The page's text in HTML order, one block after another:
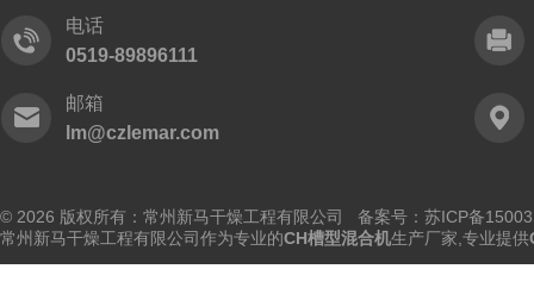
电话
0519-89896111
邮箱
lm@czlemar.com
© 2026 版权所有：常州新马干燥工程有限公司 备案号： 苏ICP备
常州新马干燥工程有限公司作为专业的CH槽型混合机生产厂家,专业提供